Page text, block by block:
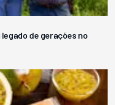
de gerações no